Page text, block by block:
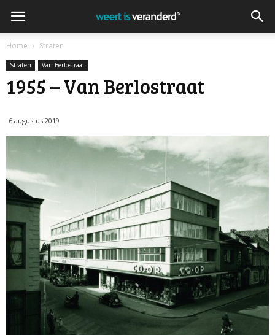
Home Straten
Straten Van Berlostraat
1955 – Van Berlostraat
6 augustus 2019